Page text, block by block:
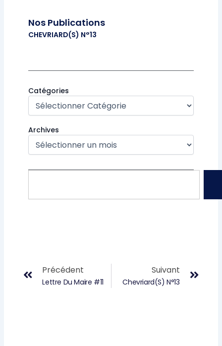
Nos Publications
CHEVRIARD(S) N°13
Catégories
Archives
Précédent
Lettre Du Maire #11
Suivant
Chevriard(s) N°13